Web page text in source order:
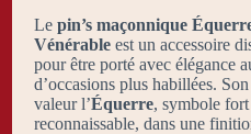
Le pin’s maçonnique
Vénérable est un accessoire
pour être porté avec élégance
d’occasions plus habillées.
valeur l’Équerre, symbole
reconnaissable, dans une